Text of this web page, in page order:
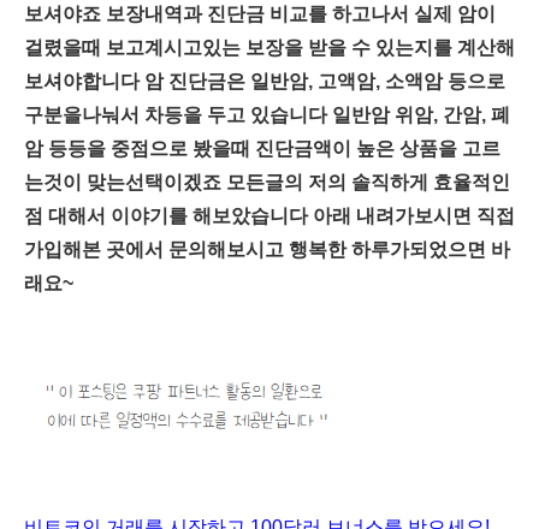
보셔야죠 보장내역과 진단금 비교를 하고나서 실제 암이
걸렸을때 보고계시고있는 보장을 받을 수 있는지를 계산해
보셔야합니다 암 진단금은 일반암, 고액암, 소액암 등으로
구분을나눠서 차등을 두고 있습니다 일반암 위암, 간암, 폐
암 등등을 중점으로 봤을때 진단금액이 높은 상품을 고르
는것이 맞는선택이겠죠 모든글의 저의 솔직하게 효율적인
점 대해서 이야기를 해보았습니다 아래 내려가보시면 직접
가입해본 곳에서 문의해보시고 행복한 하루가되었으면 바
래요~